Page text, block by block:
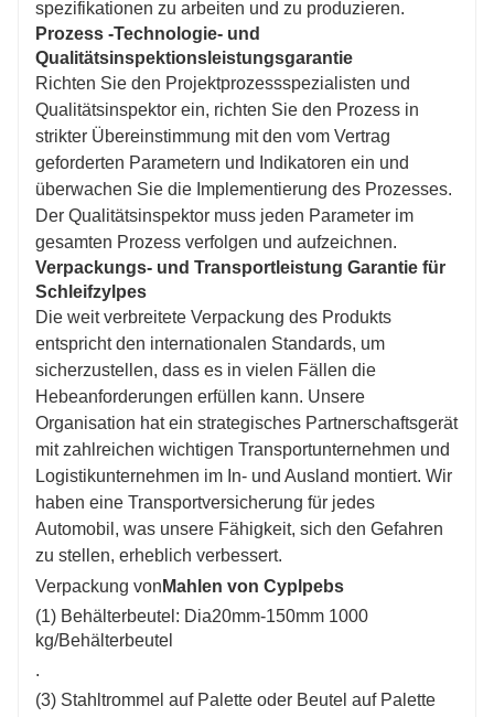
spezifikationen zu arbeiten und zu produzieren.
Prozess -Technologie- und
Qualitätsinspektionsleistungsgarantie
Richten Sie den Projektprozessspezialisten und
Qualitätsinspektor ein, richten Sie den Prozess in
strikter Übereinstimmung mit den vom Vertrag
geforderten Parametern und Indikatoren ein und
überwachen Sie die Implementierung des Prozesses.
Der Qualitätsinspektor muss jeden Parameter im
gesamten Prozess verfolgen und aufzeichnen.
Verpackungs- und Transportleistung Garantie für
Schleifzylpes
Die weit verbreitete Verpackung des Produkts
entspricht den internationalen Standards, um
sicherzustellen, dass es in vielen Fällen die
Hebeanforderungen erfüllen kann. Unsere
Organisation hat ein strategisches Partnerschaftsgerät
mit zahlreichen wichtigen Transportunternehmen und
Logistikunternehmen im In- und Ausland montiert. Wir
haben eine Transportversicherung für jedes
Automobil, was unsere Fähigkeit, sich den Gefahren
zu stellen, erheblich verbessert.
Verpackung von Mahlen von Cyplpebs
(1) Behälterbeutel: Dia20mm-150mm 1000
kg/Behälterbeutel
.
(3) Stahltrommel auf Palette oder Beutel auf Palette